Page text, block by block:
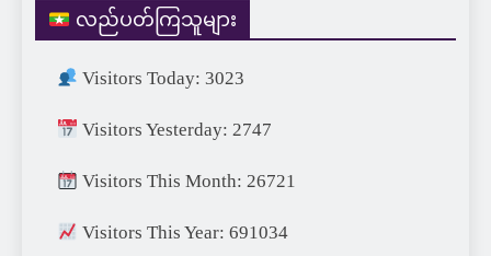
လည်ပတ်ကြသူများ
Visitors Today: 3023
Visitors Yesterday: 2747
Visitors This Month: 26721
Visitors This Year: 691034